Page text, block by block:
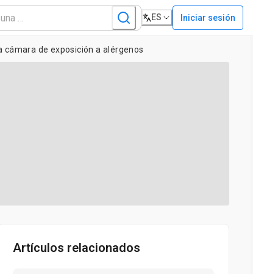
ES Iniciar sesión
de exposición a alérgenos
Artículos relacionados